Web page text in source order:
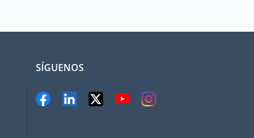
SÍGUENOS